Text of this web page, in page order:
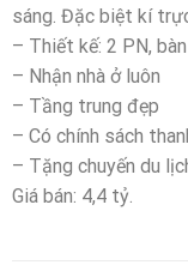
sáng. Đặc biệt kí
– Thiết kế: 2 PN,
– Nhận nhà ở luôn
– Tầng trung đẹp
– Có chính sách
– Tặng chuyến du
Giá bán: 4,4 tỷ.